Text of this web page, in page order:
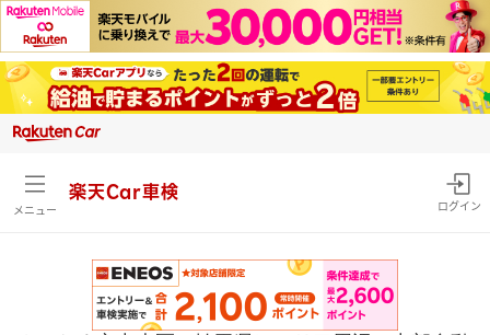
メニュー
楽天Car車検
ログイン